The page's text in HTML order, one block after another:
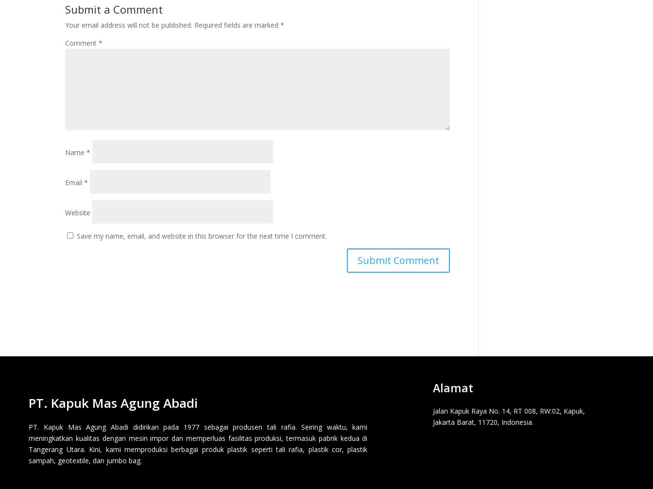
Submit a Comment
Your email address will not be published. Required fields are marked*
Comment*
Name*
Email*
Website
Save my name, email, and website in this browser for the next time I comment.
PT. Kapuk Mas Agung Abadi
PT. Kapuk Mas Agung Abadi didirikan pada 1977 sebagai produsen tali rafia. Seiring waktu, kami
meningkatkan kualitas dengan mesin impor dan memperluas fasilitas produksi, termasuk pabrik kedua di
Tangerang Utara. Kini, kami memproduksi berbagai produk plastik seperti tali rafia, plastik cor, plastik
sampah, geotextile, dan jumbo bag.
Alamat
Jalan Kapuk Raya No. 14, RT 008, RW:02, Kapuk,
Jakarta Barat, 11720, Indonesia.